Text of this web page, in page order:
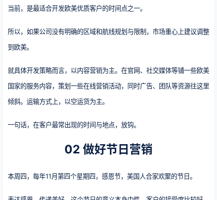
当前，是最适合开发欧美优质客户的时间点之一。
所以，如果公司没有明确的区域和航线规划与限制，市场重心上建议调整
到欧美。
就具体开发策略而言，以内容营销为主。在官网、社交媒体等铺一些欧美
国家的服务内容，策划一些在线营销活动，同时广告、团队等资源往这里
倾斜。运输方式上，以空运货为主。
一句话，在客户最常出现的时间与地点，放钩。
02 做好节日营销
本周四，每年11月第四个星期四，感恩节，美国人合家欢聚的节日。